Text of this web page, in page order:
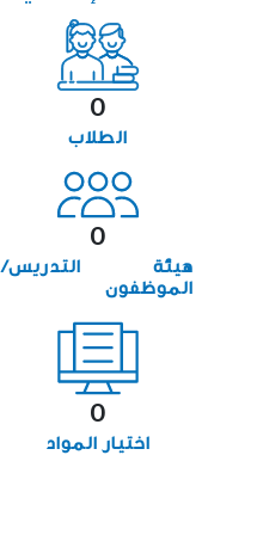
0
الطلاب
0
هيئة التدريس/
الموظفون
0
اختيار المواد